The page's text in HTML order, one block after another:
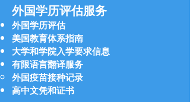
外国学历评估服务
外国学历评估
美国教育体系指南
大学和学院入学要求信息
有限语言翻译服务
外国疫苗接种记录
高中文凭和证书